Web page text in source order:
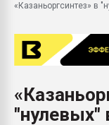
«Казаньоргсинтез» в
"нулевых"